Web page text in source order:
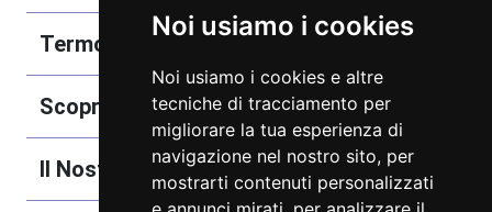
Noi usiamo i cookies
Noi usiamo i cookies e altre
tecniche di tracciamento per
migliorare la tua esperienza di
navigazione nel nostro sito, per
mostrarti contenuti personalizzati
Termobozzo Srl
Scoprici
Il Nostro Catalogo